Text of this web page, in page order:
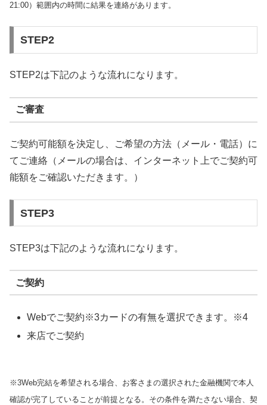
21:00）範囲内の時間に結果を連絡があります。
STEP2
STEP2は下記のような流れになります。
ご審査
ご契約可能額を決定し、ご希望の方法（メール・電話）に
てご連絡（メールの場合は、インターネット上でご契約可
能額をご確認いただきます。）
STEP3
STEP3は下記のような流れになります。
ご契約
Webでご契約※3カードの有無を選択できます。※4
来店でご契約
※3Web完結を希望される場合、お客さまの選択された金融機関で本人
確認が完了していることが前提となる。その条件を満たさない場合、契